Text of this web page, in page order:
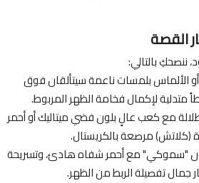
القصة
ننصحكِ بالتالي:
الألماس بلمسات ناعمة سيتألقان فوق
متدلية لإكمال فخامة الظهر المربوط.
مع كعب عالٍ بلون فضي ميتاليك أو أحمر
مرصعة بالكريستال.
"سموكي" مع أحمر شفاه هادئ، وتسريحة